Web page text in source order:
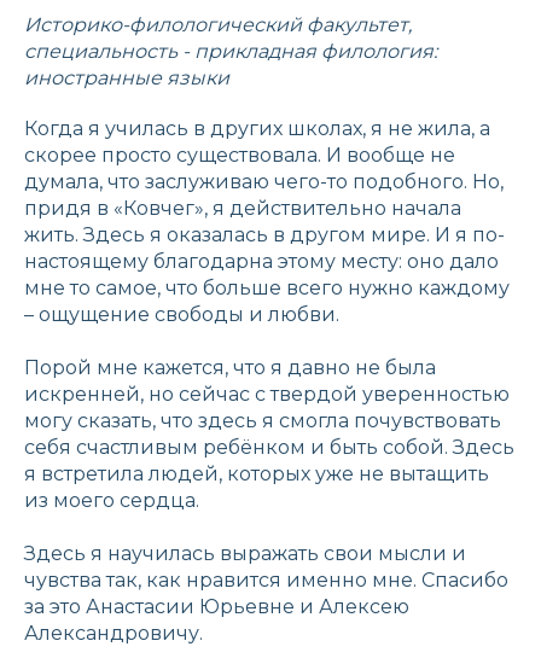
Историко-филологический факультет,
специальность - прикладная филология:
иностранные языки
Когда я училась в других школах, я не жила, а
скорее просто существовала. И вообще не
думала, что заслуживаю чего-то подобного. Но,
придя в «Ковчег», я действительно начала
жить. Здесь я оказалась в другом мире. И я по-
настоящему благодарна этому месту: оно дало
мне то самое, что больше всего нужно каждому
– ощущение свободы и любви.
Порой мне кажется, что я давно не была
искренней, но сейчас с твердой уверенностью
могу сказать, что здесь я смогла почувствовать
себя счастливым ребёнком и быть собой. Здесь
я встретила людей, которых уже не вытащить
из моего сердца.
Здесь я научилась выражать свои мысли и
чувства так, как нравится именно мне. Спасибо
за это Анастасии Юрьевне и Алексею
Александровичу.